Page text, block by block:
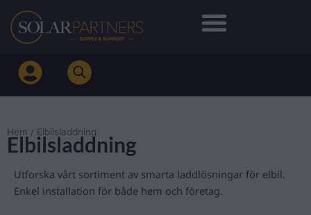
Hoppa
innehåll
Hem / Elbilsladdning
Elbilsladdning
Utforska vårt sortiment av smarta laddlösningar för elbil.
Enkel installation för både hem och företag.